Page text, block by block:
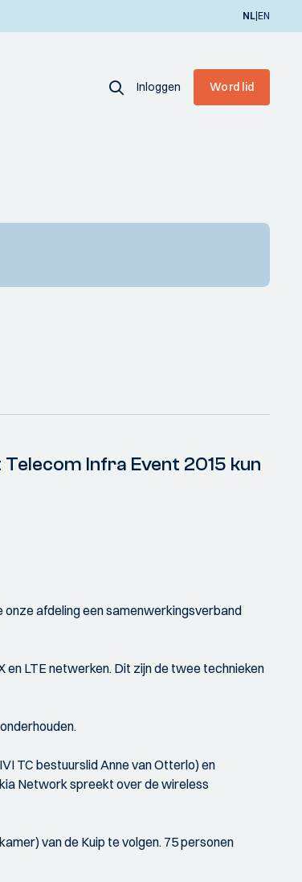
NL|EN
Inloggen Word lid
Infra Event 2015 kun
afdeling een samenwerkingsverband
en LTE netwerken. Dit zijn de twee technieken
TC bestuurslid Anne van Otterlo) en
Network spreekt over de wireless
van de Kuip te volgen. 75 personen